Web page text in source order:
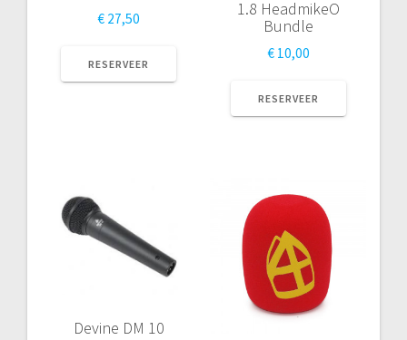
€ 27,50
RESERVEER
1.8 HeadmikeO
Bundle
€10,00
RESERVEER
Devine DM 10